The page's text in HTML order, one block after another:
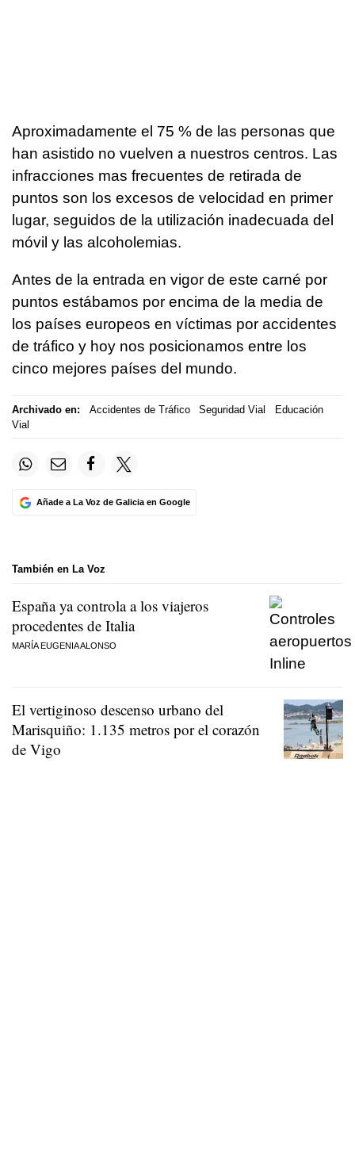
Aproximadamente el 75 % de las personas que
han asistido no vuelven a nuestros centros. Las
infracciones mas frecuentes de retirada de
puntos son los excesos de velocidad en primer
lugar, seguidos de la utilización inadecuada del
móvil y las alcoholemias.
Antes de la entrada en vigor de este carné por
puntos estábamos por encima de la media de
los países europeos en víctimas por accidentes
de tráfico y hoy nos posicionamos entre los
cinco mejores países del mundo.
Archivado en: Accidentes de Tráfico Seguridad Vial
Educación
Vial
Añade a La Voz de Galicia en Google
También en La Voz
España ya controla a los viajeros
procedentes de Italia
MARÍA EUGENIA ALONSO
El vertiginoso descenso urbano del
Marisquiño: 1.135 metros por el corazón
de Vigo